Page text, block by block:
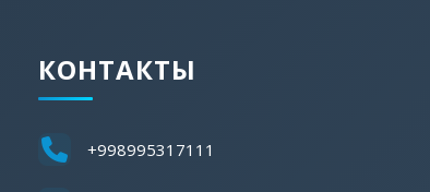
КОНТАКТЫ
+998995317111